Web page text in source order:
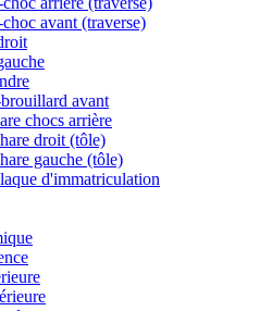
avant (traverse)
avant
chocs arrière
droit (tôle)
gauche (tôle)
d'immatriculation